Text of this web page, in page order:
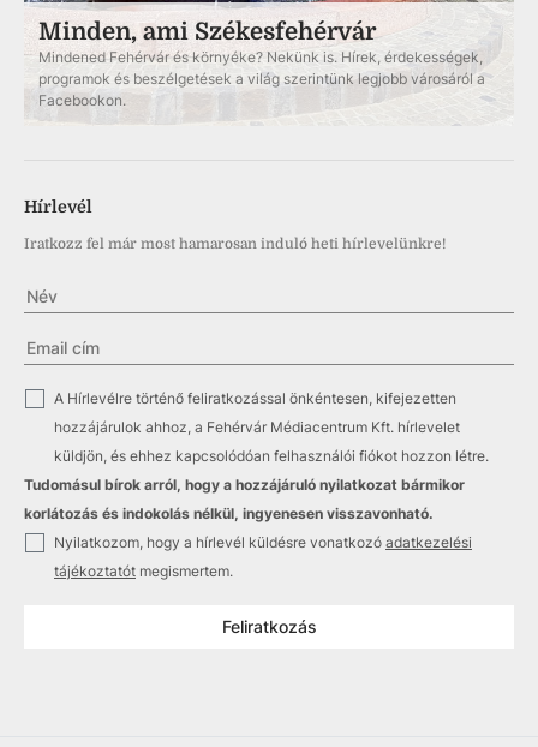
Minden, ami Székesfehérvár
Mindened Fehérvár és környéke? Nekünk is. Hírek, érdekességek,
programok és beszélgetések a világ szerintünk legjobb városáról a
Facebookon.
Hírlevél
Iratkozz fel már most hamarosan induló heti hírlevelünkre!
✓
A Hírlevélre történő feliratkozással önkéntesen, kifejezetten
hozzájárulok ahhoz, a Fehérvár Médiacentrum Kft. hírlevelet
küldjön, és ehhez kapcsolódóan felhasználói fiókot hozzon létre.
Tudomásul bírok arról, hogy a hozzájáruló nyilatkozat bármikor
korlátozás és indokolás nélkül, ingyenesen visszavonható.
✓ Nyilatkozom, hogy a hírlevél küldésre vonatkozó adatkezelési
tájékoztatót megismertem.
Feliratkozás